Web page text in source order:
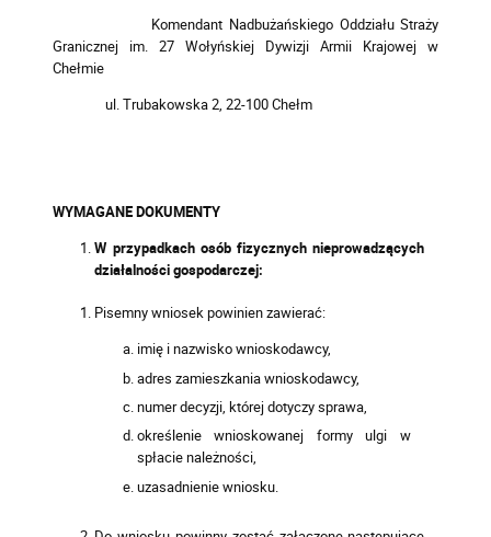
Komendant Nadbużańskiego Oddziału Straży
Granicznej im. 27 Wołyńskiej Dywizji Armii Krajowej w
Chełmie
ul. Trubakowska 2, 22-100 Chełm
WYMAGANE DOKUMENTY
W przypadkach osób fizycznych nieprowadzących
działalności gospodarczej:
Pisemny wniosek powinien zawierać:
imię i nazwisko wnioskodawcy,
adres zamieszkania wnioskodawcy,
numer decyzji, której dotyczy sprawa,
określenie wnioskowanej formy ulgi w
spłacie należności,
uzasadnienie wniosku.